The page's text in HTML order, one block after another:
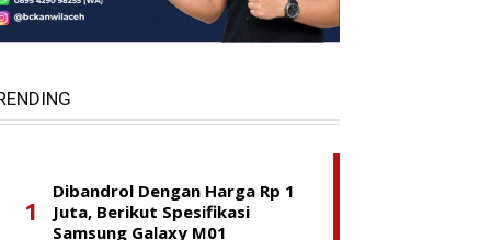
Dibandrol Dengan Harga Rp 1
Juta, Berikut Spesifikasi
Samsung Galaxy M01